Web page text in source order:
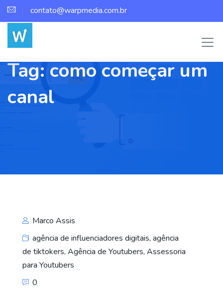
contato@warpmedia.com.br
Tag:como começar um
canal
Marco Assis
agência de influenciadores digitais, agência
de tiktokers, Agência de Youtubers, Assessoria
para Youtubers
0